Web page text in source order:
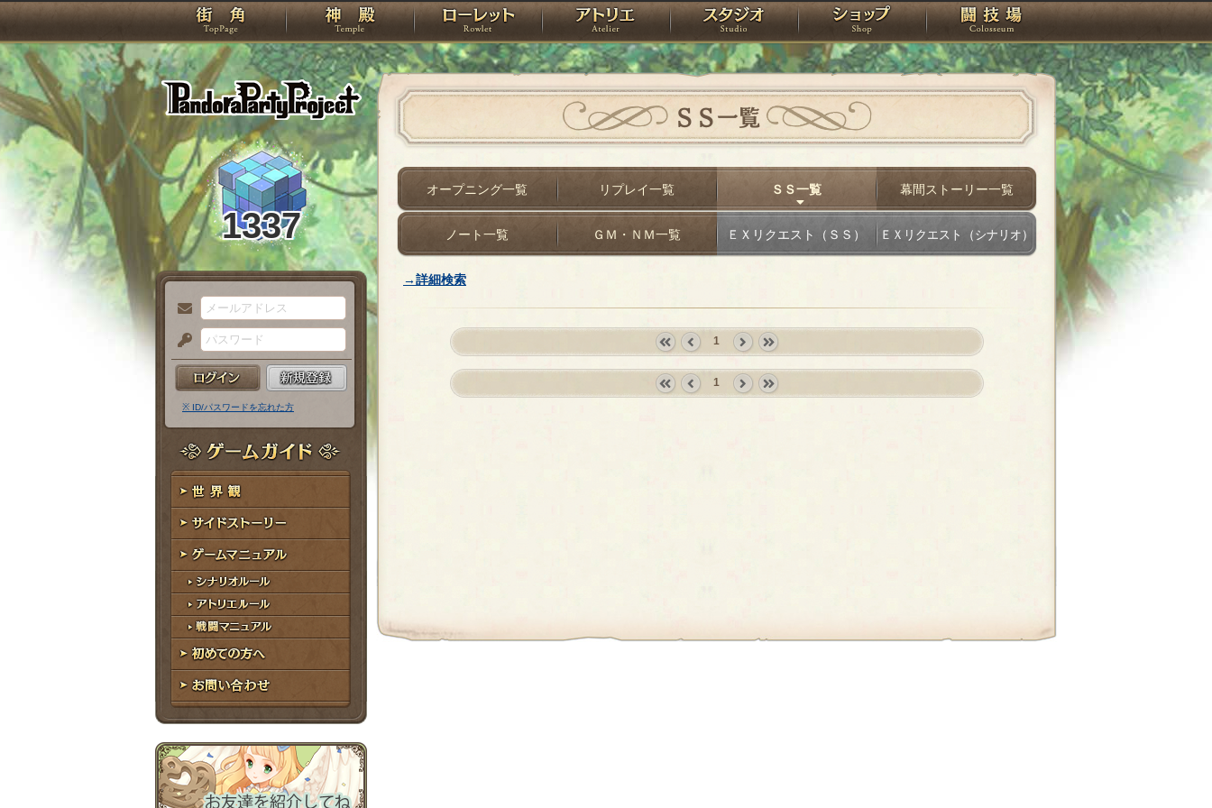
PandoraPartyProject
TOP 神殿 ローレット アトリエ スタジオ ショップ 闘技場
1337
メ
ー
ル
ア
ド
レ
ス
パ
ス
ー
ド
※ ID/パスワードを忘れた方
ゲームガイド
世界観
サイドストーリー
ゲームマニュアル
シナリオルール
アトリエルール
戦闘マニュアル
初めての方へ
お問い合わせ
ＳＳ一覧
オープニング一覧 リプレイ一覧 ＳＳ一覧 幕間ストーリー一覧
ノート一覧 ＧＭ・ＮＭ一覧 ＥＸリクエスト（ＳＳ） ＥＸリクエスト（シナリオ）
→詳細検索
first prev
1
›
»
1